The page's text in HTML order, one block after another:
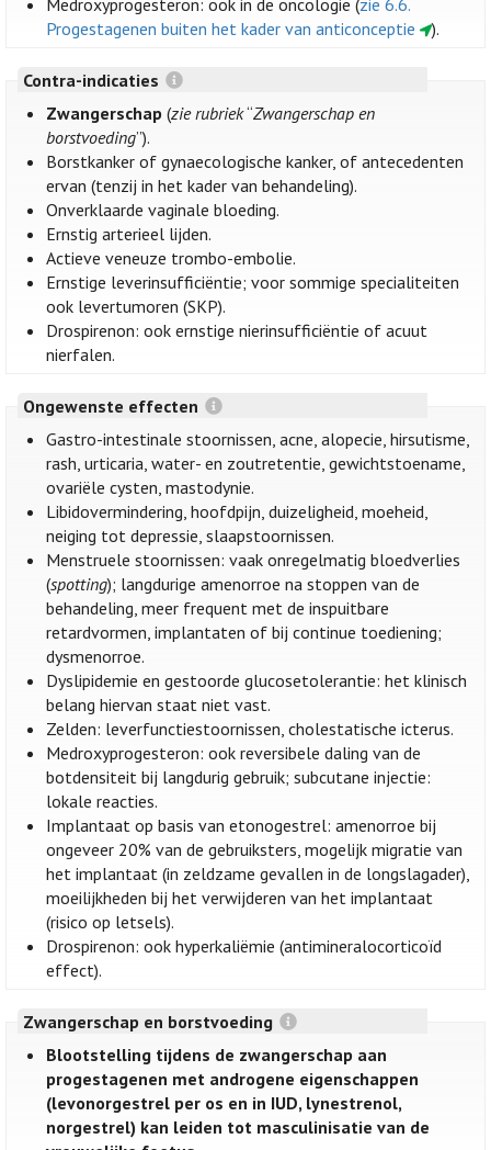
Medroxyprogesteron: ook in de oncologie (zie 6.6.
Progestagenen buiten het kader van anticonceptie
).
Contra-indicaties
Zwangerschap (zie rubriek“Zwangerschap en
borstvoeding”).
Borstkanker of gynaecologische kanker, of antecedenten
ervan (tenzij in het kader van behandeling).
Onverklaarde vaginale bloeding.
Ernstig arterieel lijden.
Actieve veneuze trombo-embolie.
Ernstige leverinsufficiëntie; voor sommige specialiteiten
ook levertumoren (SKP).
Drospirenon: ook ernstige nierinsufficiëntie of acuut
nierfalen.
Ongewenste effecten
Gastro-intestinale stoornissen, acne, alopecie, hirsutisme,
rash, urticaria, water- en zoutretentie, gewichtstoename,
ovariële cysten, mastodynie.
Libidovermindering, hoofdpijn, duizeligheid, moeheid,
neiging tot depressie, slaapstoornissen.
Menstruele stoornissen: vaak onregelmatig bloedverlies
(spotting); langdurige amenorroe na stoppen van de
behandeling, meer frequent met de inspuitbare
retardvormen, implantaten of bij continue toediening;
dysmenorroe.
Dyslipidemie en gestoorde glucosetolerantie: het klinisch
belang hiervan staat niet vast.
Zelden: leverfunctiestoornissen, cholestatische icterus.
Medroxyprogesteron: ook reversibele daling van de
botdensiteit bij langdurig gebruik; subcutane injectie:
lokale reacties.
Implantaat op basis van etonogestrel: amenorroe bij
ongeveer 20% van de gebruiksters, mogelijk migratie van
het implantaat (in zeldzame gevallen in de longslagader),
moeilijkheden bij het verwijderen van het implantaat
(risico op letsels).
Drospirenon: ook hyperkaliëmie (antimineralocorticoïd
effect).
Zwangerschap en borstvoeding
Blootstelling tijdens de zwangerschap aan
progestagenen met androgene eigenschappen
(levonorgestrel per os en in IUD, lynestrenol,
norgestrel) kan leiden tot masculinisatie van de